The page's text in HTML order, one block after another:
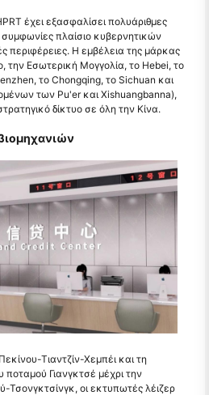
έχει εξασφαλίσει πολυάριθμες
συμφωνίες πλαίσιο κυβερνητικών
Η εμβέλεια της μάρκας
την Εσωτερική Μογγολία, το Hebei, το
το Chongqing, το Sichuan και
των Pu'er και Xishuangbanna),
δίκτυο σε όλη την Κίνα.
Τιαντζίν-Χεμπέι και τη
Γιανγκτσέ μέχρι την
Τσονγκτσίνγκ, οι εκτυπωτές λέιζερ